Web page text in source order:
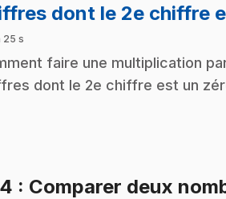
dont le 2e chiffre
25 s
faire une multiplication
dont le 2e chiffre est un
: Comparer deux